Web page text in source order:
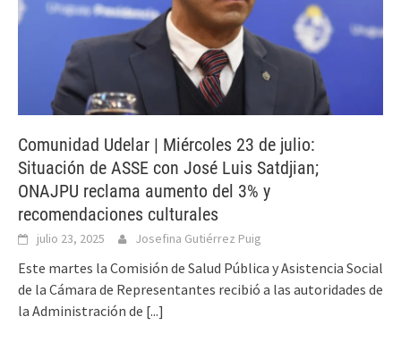
Comunidad Udelar | Miércoles 23 de julio:
Situación de ASSE con José Luis Satdjian;
ONAJPU reclama aumento del 3% y
recomendaciones culturales
julio 23, 2025 Josefina Gutiérrez Puig
Este martes la Comisión de Salud Pública y Asistencia Social
de la Cámara de Representantes recibió a las autoridades de
la Administración de [...]